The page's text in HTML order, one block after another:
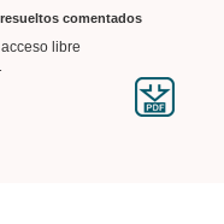
comentados
libre